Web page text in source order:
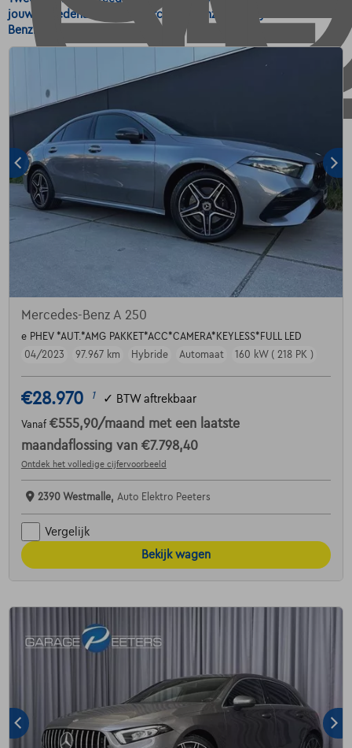
jouw tweedehands auto Mercedes-Benz A 250 Hybride -
Benzine.
Mercedes-Benz A 250
e PHEV *AUT.*AMG PAKKET*ACC*CAMERA*KEYLESS*FULL LED
04/2023
97.967 km Hybride Automaat 160 kW ( 218 PK )
€28.970 1 ✓ BTW aftrekbaar
Vanaf €555,90/maand met een laatste
maandaflossing van €7.798,40
Ontdek het volledige cijfervoorbeeld
2390 Westmalle, Auto Elektro Peeters
Vergelijk
Bekijk wagen